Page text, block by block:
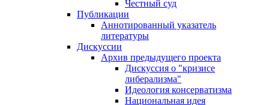
Честный суд
Публикации
Аннотированный указатель
литературы
Дискуссии
Архив предыдущего проекта
Дискуссия о "кризисе
либерализма"
Идеология консерватизма
Национальная идея